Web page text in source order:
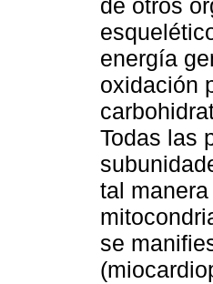
de otros
energía
oxidación
Todas las
tal
se